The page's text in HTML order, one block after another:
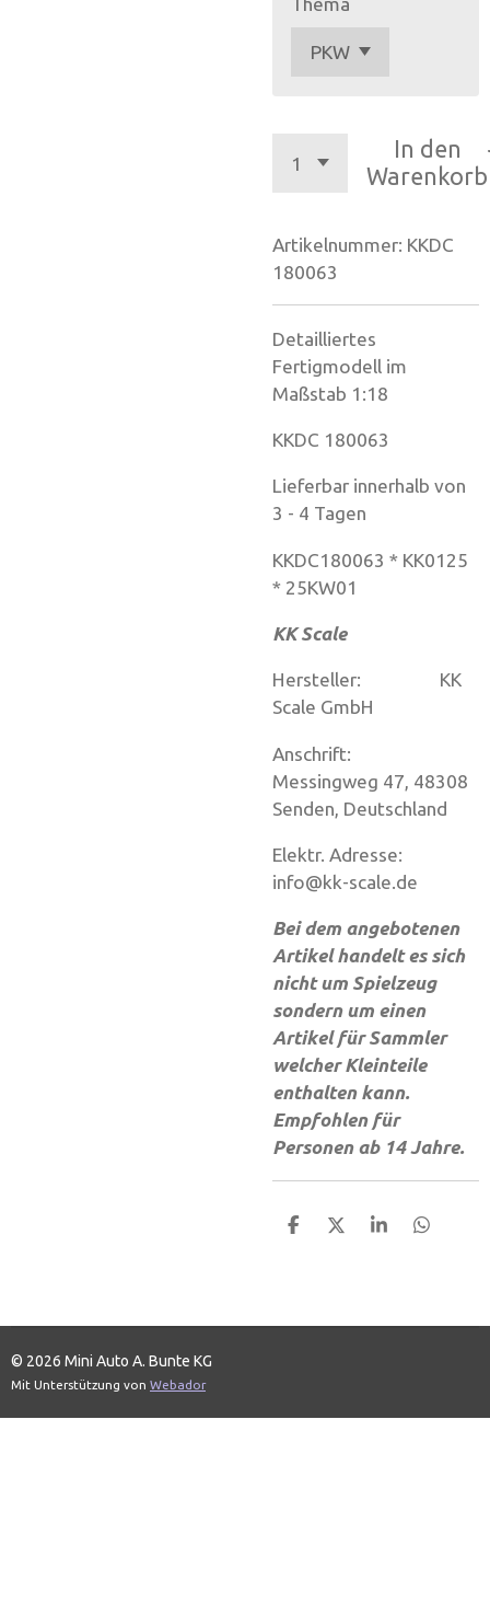
In den
Warenkorb
Artikelnummer: KKDC
180063
Detailliertes
Fertigmodell im
Maßstab 1:18
KKDC 180063
Lieferbar innerhalb von
3 - 4 Tagen
KKDC180063 * KK0125
* 25KW01
KK Scale
Hersteller: KK
Scale GmbH
Anschrift:
Messingweg 47, 48308
Senden, Deutschland
Elektr. Adresse:
info@kk-scale.de
Bei dem angebotenen
Artikel handelt es sich
nicht um Spielzeug
sondern um einen
Artikel für Sammler
welcher Kleinteile
enthalten kann.
Empfohlen für
Personen ab 14 Jahre.
T
n
T
n
T
n
T
n
© 2026 Mini Auto A. Bunte KG
Mit Unterstützung von Webador